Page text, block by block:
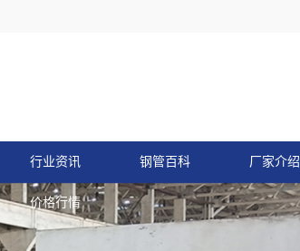
行业资讯
价格行情
钢管百科 厂家介绍